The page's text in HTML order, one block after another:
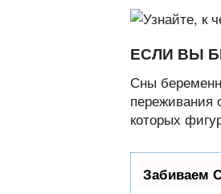
ЕСЛИ ВЫ
Сны
переживания
которых
Забиваем